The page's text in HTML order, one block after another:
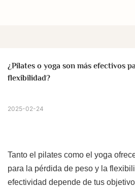
¿Pilates o yoga son más efectivos
flexibilidad?
2025-02-24
Tanto el pilates como el yoga
para la pérdida de peso y la
efectividad depende de tus